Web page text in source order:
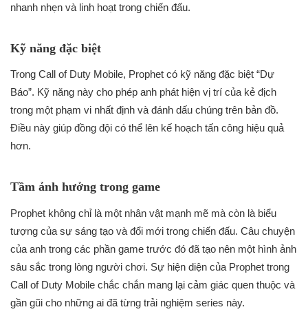
nhanh nhẹn và linh hoạt trong chiến đấu.
Kỹ năng đặc biệt
Trong Call of Duty Mobile, Prophet có kỹ năng đặc biệt “Dự
Báo”. Kỹ năng này cho phép anh phát hiện vị trí của kẻ địch
trong một phạm vi nhất định và đánh dấu chúng trên bản đồ.
Điều này giúp đồng đội có thể lên kế hoạch tấn công hiệu quả
hơn.
Tầm ảnh hưởng trong game
Prophet không chỉ là một nhân vật mạnh mẽ mà còn là biểu
tượng của sự sáng tạo và đổi mới trong chiến đấu. Câu chuyện
của anh trong các phần game trước đó đã tạo nên một hình ảnh
sâu sắc trong lòng người chơi. Sự hiện diện của Prophet trong
Call of Duty Mobile chắc chắn mang lại cảm giác quen thuộc và
gần gũi cho những ai đã từng trải nghiệm series này.